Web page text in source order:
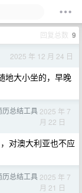
回复总数 9
2025 年 12 月 24 日
地大小坐的，早晚
历总结工具 2025 年 7
月 22 日
对澳大利亚也不应
历总结工具 2025 年 7
月 21 日